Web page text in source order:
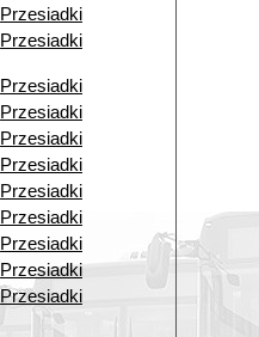
Przesiadki
Przesiadki
Przesiadki
Przesiadki
Przesiadki
Przesiadki
Przesiadki
Przesiadki
Przesiadki
Przesiadki
Przesiadki